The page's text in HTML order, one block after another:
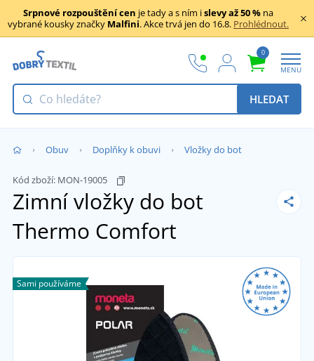
Srpnové rozpouštění cen je tady a s ním islevy až 50 % na
vybrané kousky značky Malfini. Akce trvá jen do 16.8. Prohlédnout.
0
MENU
HLEDAT
Obuv Doplňky k obuvi Vložky do bot
Kód zboží: MON-19005
Zimní vložky do bot
Thermo Comfort
Sami používáme